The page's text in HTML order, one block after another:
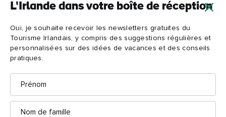
L'Irlande dans votre boîte de réception
Oui, je souhaite recevoir les newsletters gratuites du
Tourisme Irlandais, y compris des suggestions régulières et
personnalisées sur des idées de vacances et des conseils
pratiques.
Prénom
Nom